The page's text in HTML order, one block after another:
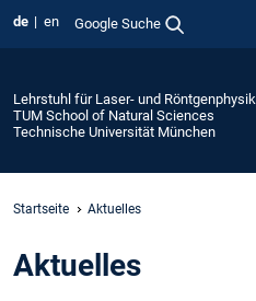
de en Google Suche
Lehrstuhl für Laser- und Röntgenphysik
TUM School of Natural Sciences
Technische Universität München
Startseite Aktuelles
Aktuelles